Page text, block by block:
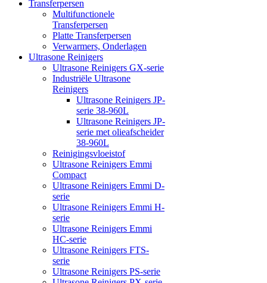
Transferpersen
Multifunctionele
Transferpersen
Platte Transferpersen
Verwarmers, Onderlagen
Ultrasone Reinigers
Ultrasone Reinigers GX-serie
Industriële Ultrasone
Reinigers
Ultrasone Reinigers JP-
serie 38-960L
Ultrasone Reinigers JP-
serie met olieafscheider
38-960L
Reinigingsvloeistof
Ultrasone Reinigers Emmi
Compact
Ultrasone Reinigers Emmi D-
serie
Ultrasone Reinigers Emmi H-
serie
Ultrasone Reinigers Emmi
HC-serie
Ultrasone Reinigers FTS-
serie
Ultrasone Reinigers PS-serie